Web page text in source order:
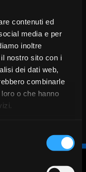
contenuti ed
media e per
inoltre
nostro sito con i
dei dati web,
combinarle
o che hanno
; Renato Della
Verona.